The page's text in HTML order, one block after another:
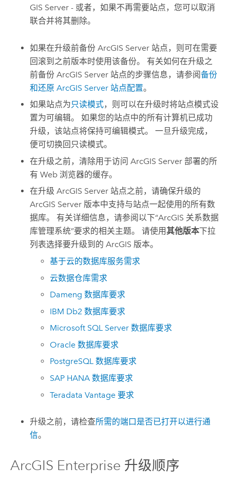
GIS Server - 或者，如果不再需要站点，您可以取消
联合并将其删除。
如果在升级前备份ArcGIS Server 站点，则可在需要
回滚到之前版本时使用该备份。 有关如何在升级之
前备份ArcGIS Server 站点的步骤信息，请参阅备份
和还原ArcGIS Server 站点配置。
如果站点为只读模式，则可以在升级时将站点模式设
置为可编辑。 如果您的站点中的所有计算机已成功
升级，该站点将保持可编辑模式。 一旦升级完成，
便可切换回只读模式。
在升级之前，清除用于访问ArcGIS Server 部署的所
有 Web 浏览器的缓存。
在升级ArcGIS Server 站点之前，请确保升级的
ArcGIS Server 版本中支持与站点一起使用的所有数
据库。 有关详细信息，请参阅以下“ArcGIS 关系数据
库管理系统”要求的相关主题。 请使用其他版本下拉
列表选择要升级到的 ArcGIS 版本。
基于云的数据库服务需求
云数据仓库需求
Dameng 数据库要求
IBM Db2 数据库要求
Microsoft SQL Server 数据库要求
Oracle 数据库要求
PostgreSQL 数据库要求
SAP HANA 数据库要求
Teradata Vantage 要求
升级之前，请检查所需的端口是否已打开以进行通
信。
ArcGIS Enterprise 升级顺序